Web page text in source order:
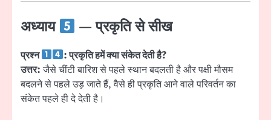
अध्याय — प्रकृति से सीख
प्रश्न
: प्रकृति हमें क्या संकेत देती है?
उत्तर:जैसे चींटी बारिश से पहले स्थान बदलती है और पक्षी मौसम
बदलने से पहले उड़ जाते हैं, वैसे ही प्रकृति आने वाले परिवर्तन का
संकेत पहले ही दे देती है।